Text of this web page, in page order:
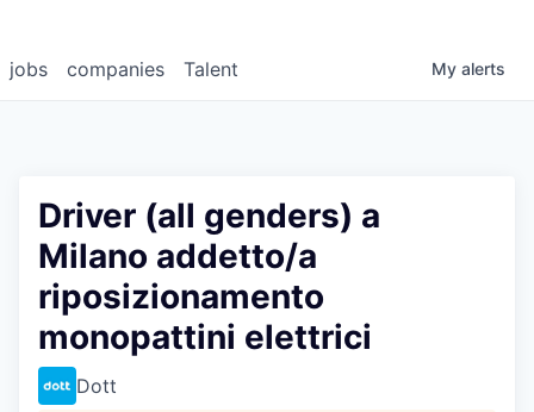
jobs companies Talent My alerts
Driver (all genders) a
Milano addetto/a
riposizionamento
monopattini elettrici
Dott